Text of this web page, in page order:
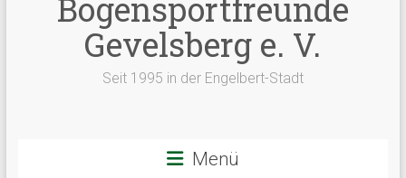
Bogensportfreunde
Gevelsberg e. V.
Seit 1995 in der Engelbert-Stadt
Menü